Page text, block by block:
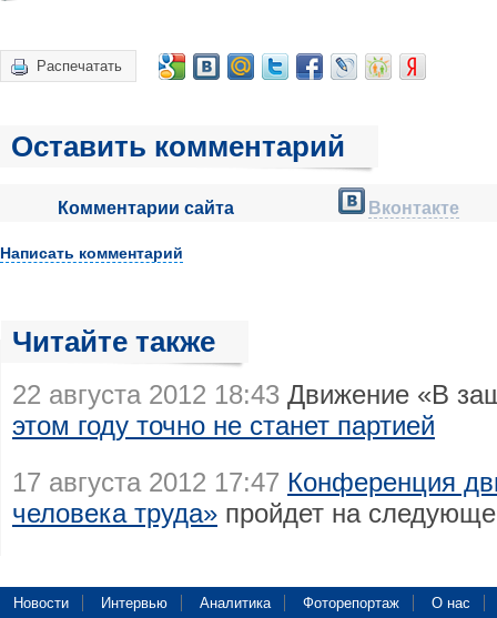
Распечатать
Оставить комментарий
Комментарии сайта Вконтакте
Написать комментарий
Читайте также
22 августа 2012 18:43 Движение «В
этом году точно не станет партией
17 августа 2012 17:47 Конференция
человека труда» пройдет на
Новости Интервью Аналитика Фоторепортаж О нас